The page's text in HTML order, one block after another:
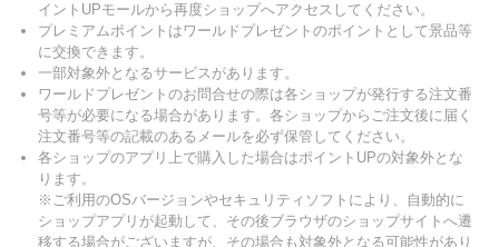
イントUPモールから再度ショップへアクセスしてください。
プレミアムポイントはワールドプレゼントのポイントとして景品等
に交換できます。
一部対象外となるサービスがあります。
ワールドプレゼントのお問合せの際は各ショップが発行する注文番
号等が必要になる場合があります。各ショップからご注文後に届く
注文番号等の記載のあるメールを必ず保管してください。
各ショップのアプリ上で購入した場合はポイントUPの対象外とな
ります。
※ご利用のOSバージョンやセキュリティソフトにより、自動的に
ショップアプリが起動して、その後ブラウザのショップサイトへ遷
移する場合がございますが、その場合も対象外となる可能性があり